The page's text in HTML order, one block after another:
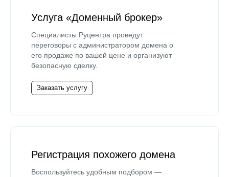
Услуга «Доменный брокер»
Специалисты Руцентра проведут
переговоры с администратором домена о
его продаже по вашей цене и организуют
безопасную сделку.
Заказать услугу
Регистрация похожего домена
Воспользуйтесь удобным подбором —